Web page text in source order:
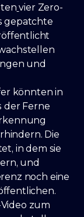
vier Zero-
gepatchte
und
könnten in
der Ferne
Die
in dem sie
und
noch eine
zum